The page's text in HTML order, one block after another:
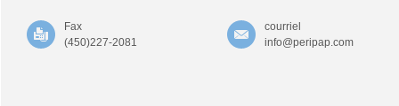
Fax
(450)227-2081
courriel
info@peripap.com